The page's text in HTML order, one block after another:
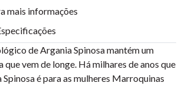
mais informações
de Argania Spinosa mantém um
que vem de longe. Há milhares de anos que
é para as mulheres Marroquinas